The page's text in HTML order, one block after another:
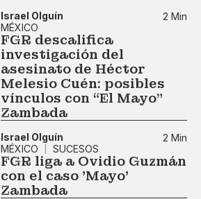
Israel Olguín
2 Min
MÉXICO
FGR descalifica
investigación del
asesinato de Héctor
Melesio Cuén: posibles
vínculos con “El Mayo”
Zambada
Israel Olguín
2 Min
MÉXICO
SUCESOS
FGR liga a Ovidio Guzmán
con el caso 'Mayo'
Zambada